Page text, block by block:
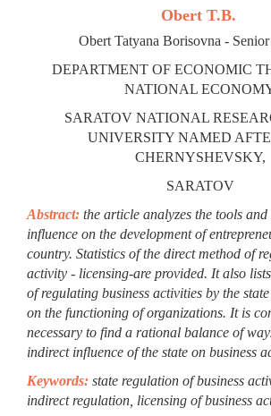
Obert T.B.
Obert Tatyana Borisovna -
DEPARTMENT OF ECONOMIC
NATIONAL
SARATOV NATIONAL
UNIVERSITY NAMED
CHERNYSHEVSKY,
SARATOV
Abstract: the article analyzes the tools and
influence on the development of
country. Statistics of the direct method of
activity - licensing-are provided. It also
of regulating business activities by the
on the functioning of organizations. It is
necessary to find a rational balance of
indirect influence of the state on business
Keywords: state regulation of business
indirect regulation, licensing of business